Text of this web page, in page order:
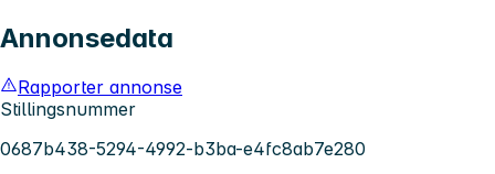
Annonsedata
Rapporter annonse
Stillingsnummer
0687b438-5294-4992-b3ba-e4fc8ab7e280